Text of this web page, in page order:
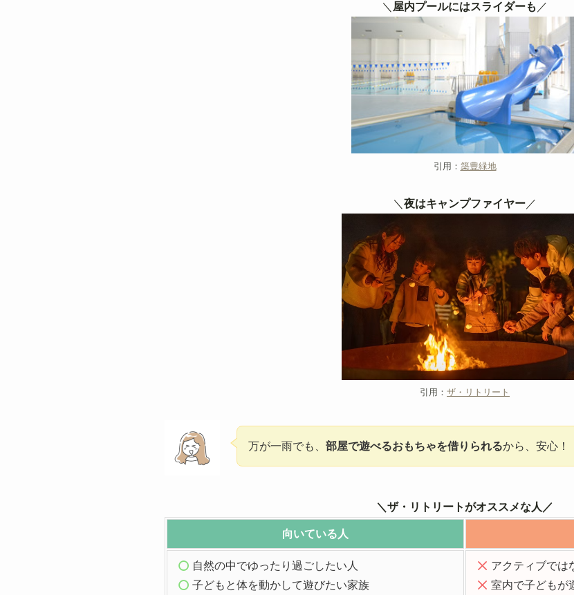
＼ 屋内プールにはスライダーも ／
引用： 築豊緑地
＼ 夜はキャンプファイヤー ／
引用： ザ・リトリート
万が一雨でも、 部屋で遊べるおもちゃを借りられるから、安心！
＼ザ・リトリートがオススメな人／
向いている人
自然の中でゆったり過ごしたい人
子どもと体を動かして遊びたい家族
アクティブでは
室内で子どもが